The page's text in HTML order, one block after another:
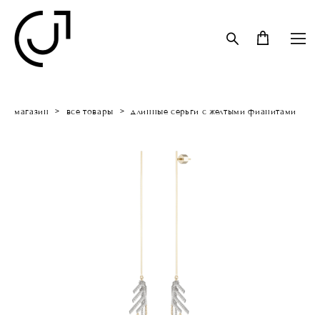
магазин > все товары > длинные серьги с желтыми фианитами